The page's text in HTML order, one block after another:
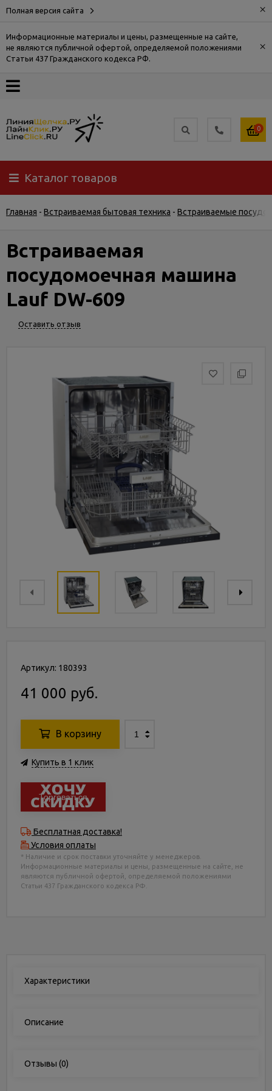
Полная версия сайта ×
Информационные материалы и цены, размещенные на сайте,
не являются публичной офертой, определяемой положениями
Статьи 437 Гражданского кодекса РФ.
×
О
Доставка
Самовывоз
Гарантия
Услуги
и
сервис
0
Каталог товаров
Главная - Встраиваемая бытовая техника - Встраиваемые
Встраиваемая
посудомоечная машина
Lauf DW-609
Оставить отзыв
Артикул: 180393
41 000 руб.
В корзину
Купить в 1 клик
Торговаться
Бесплатная доставка!
Условия оплаты
* Наличие и срок поставки уточняйте у менеджеров.
Информационные материалы и цены, размещенные на сайте, не
являются публичной офертой, определяемой положениями
Статьи 437 Гражданского кодекса РФ.
Характеристики
Описание
Отзывы (0)